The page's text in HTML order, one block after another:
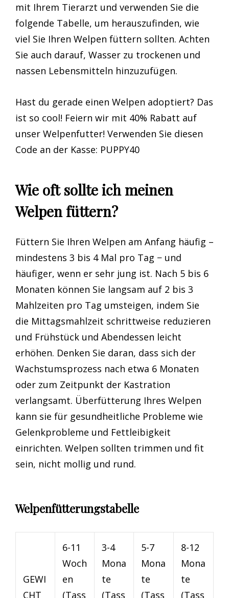
mit Ihrem Tierarzt und verwenden Sie die
folgende Tabelle, um herauszufinden, wie
viel Sie Ihren Welpen füttern sollten. Achten
Sie auch darauf, Wasser zu trockenen und
nassen Lebensmitteln hinzuzufügen.
Hast du gerade einen Welpen adoptiert? Das
ist so cool! Feiern wir mit 40% Rabatt auf
unser Welpenfutter! Verwenden Sie diesen
Code an der Kasse: PUPPY40
Wie oft sollte ich meinen
Welpen füttern?
Füttern Sie Ihren Welpen am Anfang häufig –
mindestens 3 bis 4 Mal pro Tag − und
häufiger, wenn er sehr jung ist. Nach 5 bis 6
Monaten können Sie langsam auf 2 bis 3
Mahlzeiten pro Tag umsteigen, indem Sie
die Mittagsmahlzeit schrittweise reduzieren
und Frühstück und Abendessen leicht
erhöhen. Denken Sie daran, dass sich der
Wachstumsprozess nach etwa 6 Monaten
oder zum Zeitpunkt der Kastration
verlangsamt. Überfütterung Ihres Welpen
kann sie für gesundheitliche Probleme wie
Gelenkprobleme und Fettleibigkeit
einrichten. Welpen sollten trimmen und fit
sein, nicht mollig und rund.
Welpenfütterungstabelle
GEWI
CHT
6-11
Woch
en
(Tass
3-4
Mona
te
(Tass
5-7
Mona
te
(Tass
8-12
Mona
te
(Tass